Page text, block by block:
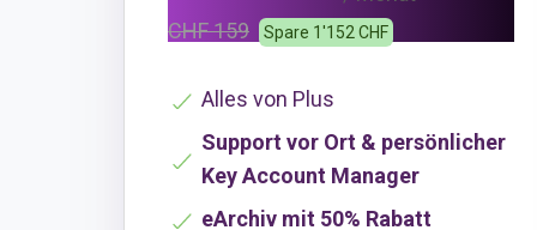
CHF 159
Spare 1'152 CHF
Alles von Plus
Support vor Ort & persönlicher
Key Account Manager
eArchiv mit 50% Rabatt